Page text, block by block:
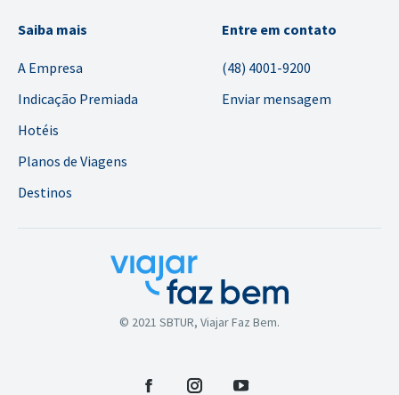
Saiba mais
A Empresa
Indicação Premiada
Hotéis
Planos de Viagens
Destinos
Entre em contato
(48) 4001-9200
Enviar mensagem
© 2021 SBTUR, Viajar Faz Bem.